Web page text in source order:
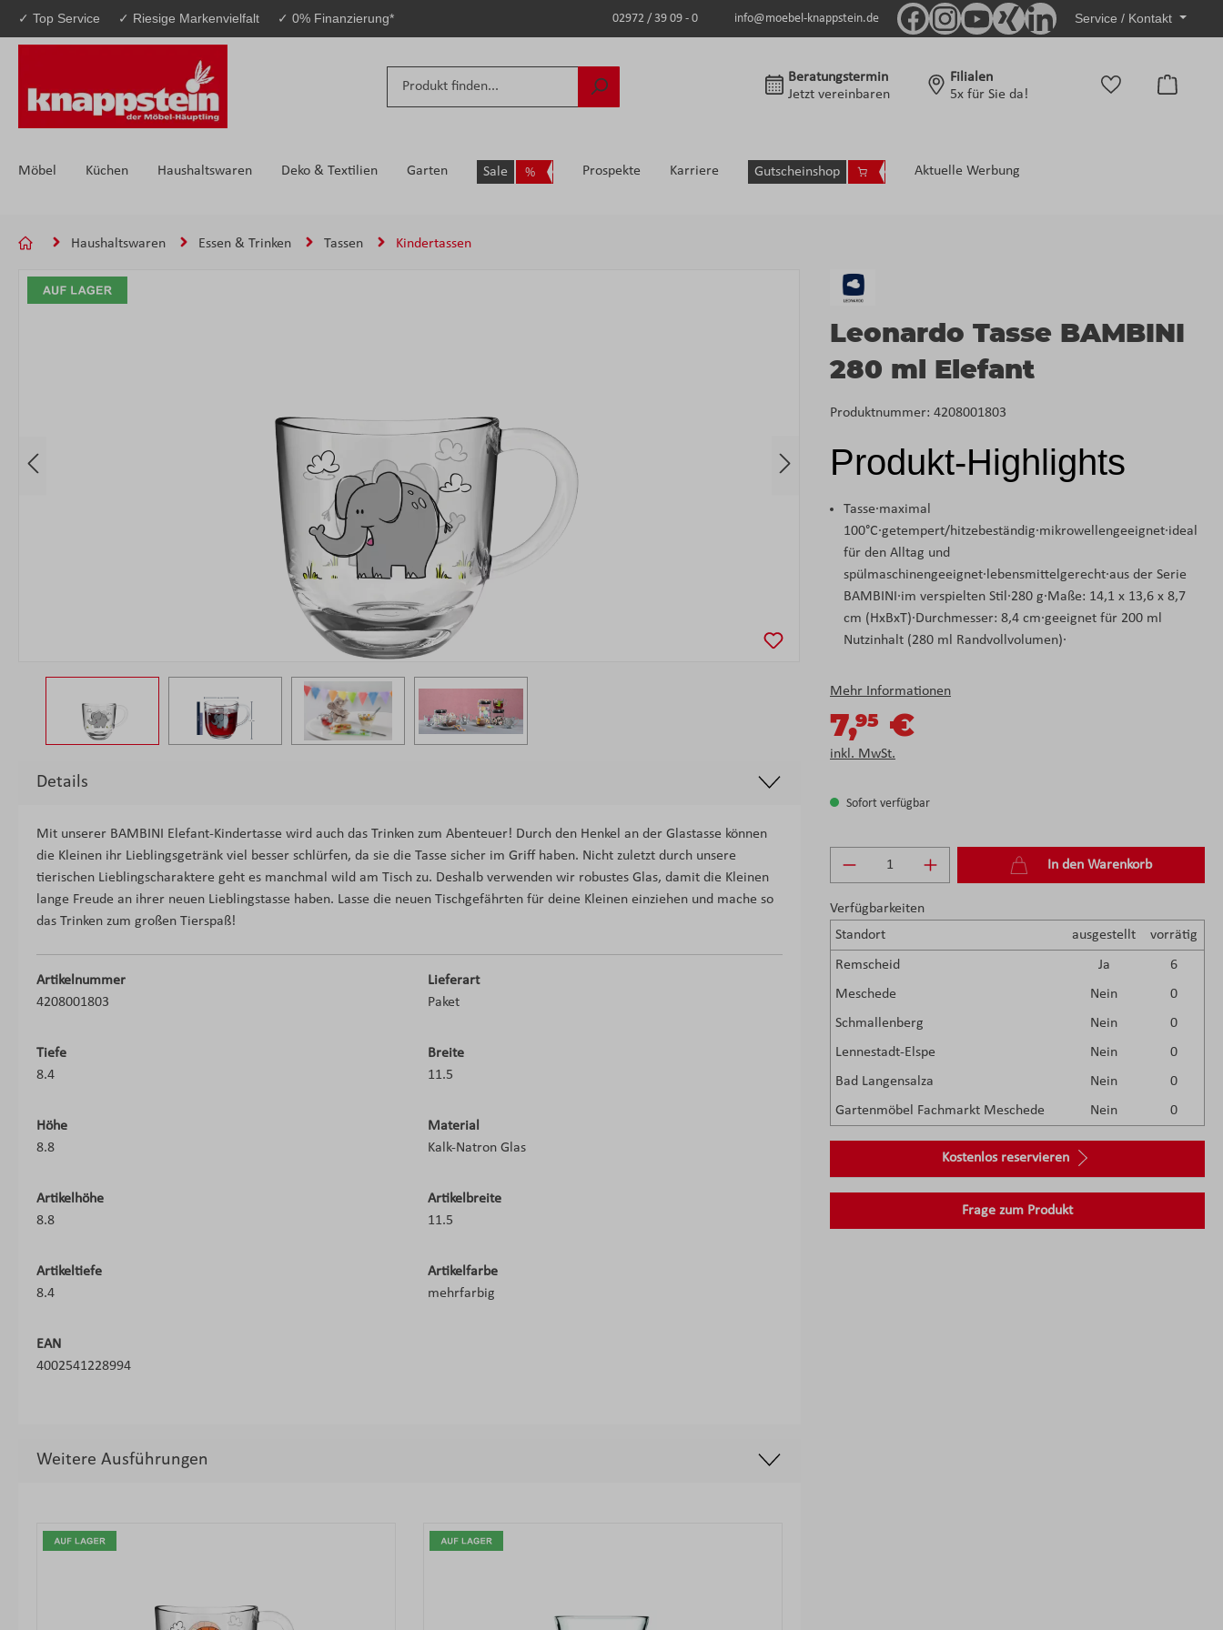
Hauptinhalt springen
Zur Suche springen
Zur Hauptnavigation springen
✓ Top Service ✓ Riesige Markenvielfalt ✓ 0% Finanzierung* 02972 / 39 09 - 0 info@moebel-knappstein.de Service / Kontakt
Beratungstermin
Jetzt vereinbaren
Filialen
5x für Sie da!
Möbel Küchen Haushaltswaren Deko & Textilien Garten Sale Prospekte Karriere Gutscheinshop Aktuelle Werbung
Haushaltswaren Essen & Trinken Tassen Kindertassen
Bildergalerie überspringen
Leonardo Tasse BAMBINI
280 ml Elefant
Produktnummer: 4208001803
Produkt-Highlights
Tasse·maximal
100°C·getempert/hitzebeständig·mikrowellengeeignet·ideal
für den Alltag und
spülmaschinengeeignet·lebensmittelgerecht·aus der Serie
BAMBINI·im verspielten Stil·280 g·Maße: 14,1 x 13,6 x 8,7
cm (HxBxT)·Durchmesser: 8,4 cm·geeignet für 200 ml
Nutzinhalt (280 ml Randvollvolumen)·
Mehr Informationen
7,95 €
inkl. MwSt.
Sofort verfügbar
Produkt Anzahl: Gib den gewünschten
In den Warenkorb
Verfügbarkeiten
Standort
ausgestellt vorrätig
Remscheid Ja
6
Meschede
Nein
0
Schmallenberg
Nein
0
Lennestadt-Elspe
Nein
0
Bad Langensalza
Nein
0
Gartenmöbel Fachmarkt Meschede
Nein 0
Kostenlos reservieren
Frage zum Produkt
Details
Mit unserer BAMBINI Elefant-Kindertasse wird auch das Trinken zum Abenteuer! Durch den Henkel an der Glastasse können
die Kleinen ihr Lieblingsgetränk viel besser schlürfen, da sie die Tasse sicher im Griff haben. Nicht zuletzt durch unsere
tierischen Lieblingscharaktere geht es manchmal wild am Tisch zu. Deshalb verwenden wir robustes Glas, damit die Kleinen
lange Freude an ihrer neuen Lieblingstasse haben. Lasse die neuen Tischgefährten für deine Kleinen einziehen und mache so
das Trinken zum großen Tierspaß!
Artikelnummer
4208001803
Lieferart
Paket
Tiefe
8.4
Breite
11.5
Höhe
8.8
Material
Kalk-Natron Glas
Artikelhöhe
8.8
Artikelbreite
11.5
Artikeltiefe
8.4
Artikelfarbe
mehrfarbig
EAN
4002541228994
Weitere Ausführungen